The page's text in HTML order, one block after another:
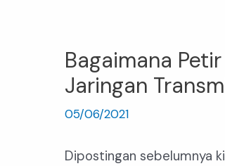
Bagaimana
Jaringan
05/06/2021
Dipostingan sebelumnya